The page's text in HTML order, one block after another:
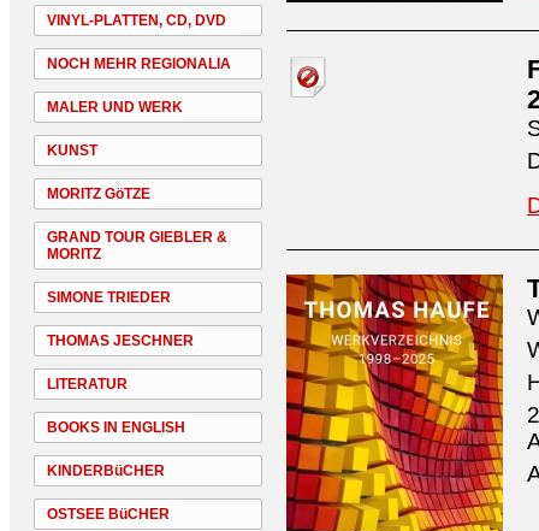
VINYL-PLATTEN, CD, DVD
NOCH MEHR REGIONALIA
MALER UND WERK
KUNST
MORITZ GöTZE
GRAND TOUR GIEBLER &
MORITZ
SIMONE TRIEDER
THOMAS JESCHNER
LITERATUR
BOOKS IN ENGLISH
KINDERBüCHER
OSTSEE BüCHER